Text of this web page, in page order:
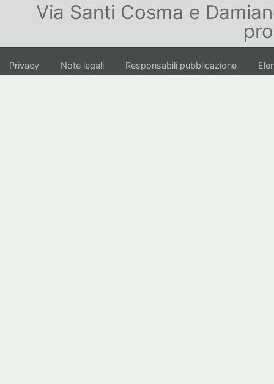
Via Santi Cosma e
Privacy Note legali Responsabili pubblicazione